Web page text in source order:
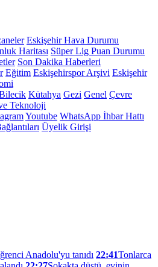
Eskişehir Hava Durumu
Haritası Süper Lig Puan Durumu
Son Dakika Haberleri
Eğitim Eskişehirspor Arşivi Eskişehir
Kütahya Gezi Genel Çevre
Teknoloji
Youtube WhatsApp İhbar Hattı
Üyelik Girişi
Anadolu'yu tanıdı 22:41Tonlarca